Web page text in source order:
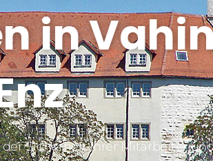
in
Sicherheit Ihrer Mitarbeiter